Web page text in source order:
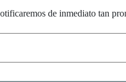
de inmediato tan